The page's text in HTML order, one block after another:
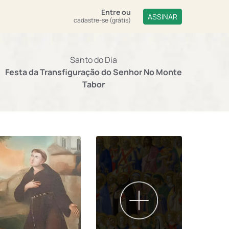
Entreou
cadastre-se (grátis) ASSINAR
Santo do Dia
Festa da Transfiguração do Senhor No Monte
Tabor